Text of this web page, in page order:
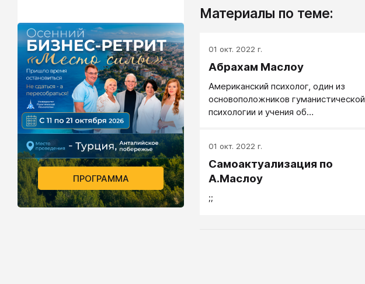
Материалы по теме:
01 окт. 2022 г.
Абрахам Маслоу
Американский психолог, один из
основоположников гуманистической
психологии и учения об
01 окт. 2022 г.
Самоактуализация по
А.Маслоу
;;
ПРОГРАММА